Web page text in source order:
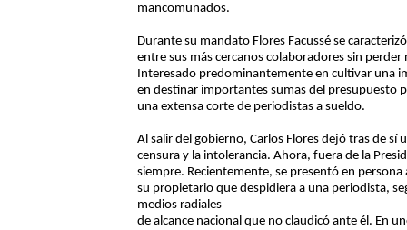
mancomunados.
Durante su mandato Flores Facussé se
entre sus más cercanos colaboradores sin
Interesado predominantemente en cultivar una
en destinar importantes sumas del presupuesto
una extensa corte de periodistas a sueldo.
Al salir del gobierno, Carlos Flores dejó tras de sí
censura y la intolerancia. Ahora, fuera de la
siempre. Recientemente, se presentó en
su propietario que despidiera a una periodista,
medios radiales
de alcance nacional que no claudicó ante él. En